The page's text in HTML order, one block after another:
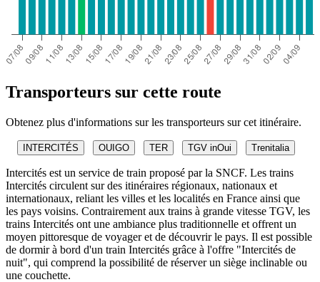
Transporteurs sur cette route
Obtenez plus d'informations sur les transporteurs sur cet itinéraire.
INTERCITÉS OUIGO TER TGV inOui Trenitalia
Intercités est un service de train proposé par la SNCF. Les trains
Intercités circulent sur des itinéraires régionaux, nationaux et
internationaux, reliant les villes et les localités en France ainsi que
les pays voisins. Contrairement aux trains à grande vitesse TGV, les
trains Intercités ont une ambiance plus traditionnelle et offrent un
moyen pittoresque de voyager et de découvrir le pays. Il est possible
de dormir à bord d'un train Intercités grâce à l'offre "Intercités de
nuit", qui comprend la possibilité de réserver un siège inclinable ou
une couchette.